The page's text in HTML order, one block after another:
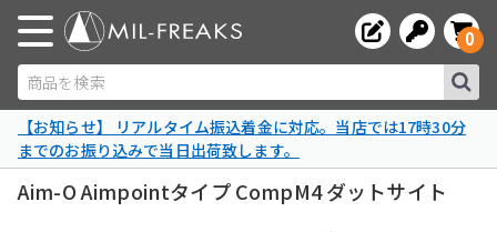
商品を検索
0
【お知らせ】 リアルタイム振込着金に対応。当店では17時30分
までのお振り込みで当日出荷致します。
Aim-O Aimpointタイプ CompM4 ダットサイト